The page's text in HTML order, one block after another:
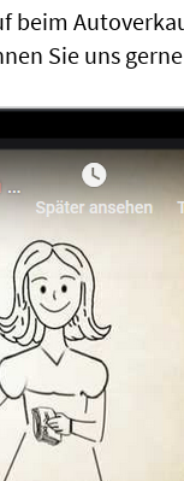
beim
Sie uns